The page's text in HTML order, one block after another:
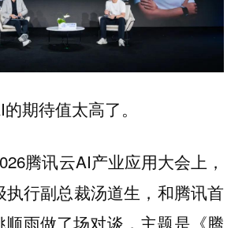
期待值太高了。
腾讯云AI产业应用大会上，
执行副总裁汤道生，和腾讯首
顺雨做了场对谈，主题是《腾